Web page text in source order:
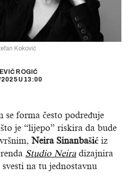
Koković
ROGIĆ
U 13:00
se forma često podređuje
je “lijepo” riskira da bude
Neira Sinanbašić iz
Studio Neira dizajnira
na tu jednostavnu